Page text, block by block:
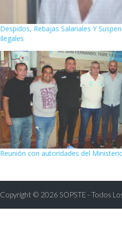
Despidos, Rebajas Salariales Y
Ilegales
Reunión con autoridades del
Copyright © 2026 SOPSTE - Todos